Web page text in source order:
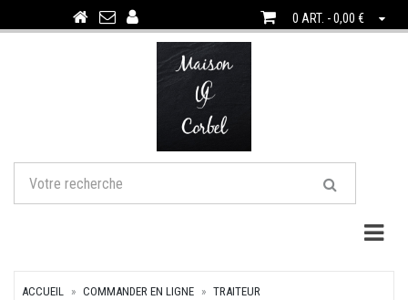
0 ART. - 0,00 €
ACCUEIL COMMANDER EN LIGNE
TRAITEUR